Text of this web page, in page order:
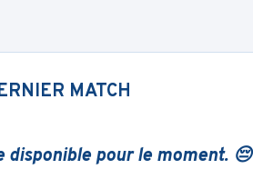
MATCH
disponible pour le moment. 😔